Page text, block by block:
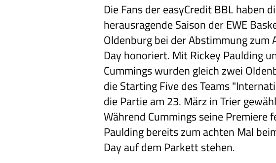
Die Fans der easyCredit BBL haben
herausragende Saison der EWE
Oldenburg bei der Abstimmung zum
Day honoriert. Mit Rickey Paulding
Cummings wurden gleich zwei
die Starting Five des Teams
die Partie am 23. März in Trier
Während Cummings seine Premiere
Paulding bereits zum achten Mal
Day auf dem Parkett stehen.